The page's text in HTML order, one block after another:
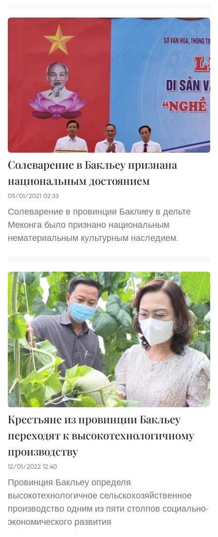
Солеварение в Бакльеу признана
национальным достоянием
05/01/2021 02:33
Солеварение в провинции Баклиеу в дельте
Меконга было признано национальным
нематериальным культурным наследием.
Крестьяне из провинции Бакльеу
переходят к высокотехнологичному
производству
12/01/2022 12:40
Провинция Бакльеу определя
высокотехнологичное сельскохозяйственное
производство одним из пяти столпов социально-
экономического развития